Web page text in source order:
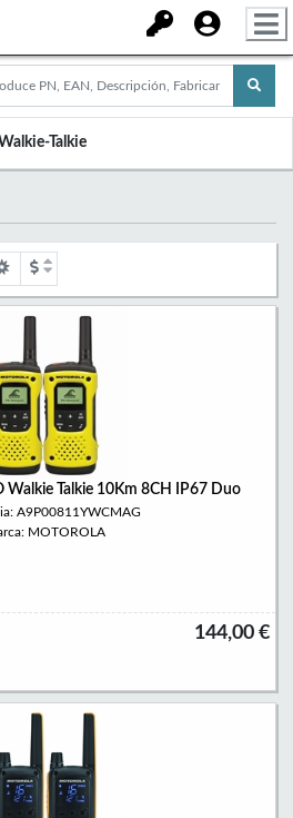
Talkie
Walkie Talkie 10Km 8CH IP67 Duo
A9P00811YWCMAG
MOTOROLA
144,00 €